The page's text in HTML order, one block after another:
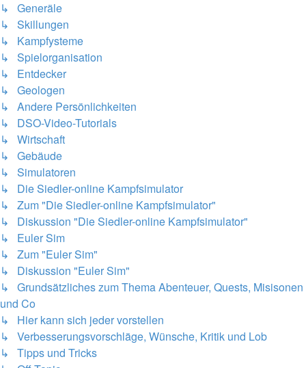
↳ Generäle
↳ Skillungen
↳ Kampfysteme
↳ Spielorganisation
↳ Entdecker
↳ Geologen
↳ Andere Persönlichkeiten
↳ DSO-Video-Tutorials
↳ Wirtschaft
↳ Gebäude
↳ Simulatoren
↳ Die Siedler-online Kampfsimulator
↳ Zum "Die Siedler-online Kampfsimulator"
↳ Diskussion "Die Siedler-online Kampfsimulator"
↳ Euler Sim
↳ Zum "Euler Sim"
↳ Diskussion "Euler Sim"
↳ Grundsätzliches zum Thema Abenteuer, Quests, Misisonen
und Co
↳ Hier kann sich jeder vorstellen
↳ Verbesserungsvorschläge, Wünsche, Kritik und Lob
↳ Tipps und Tricks